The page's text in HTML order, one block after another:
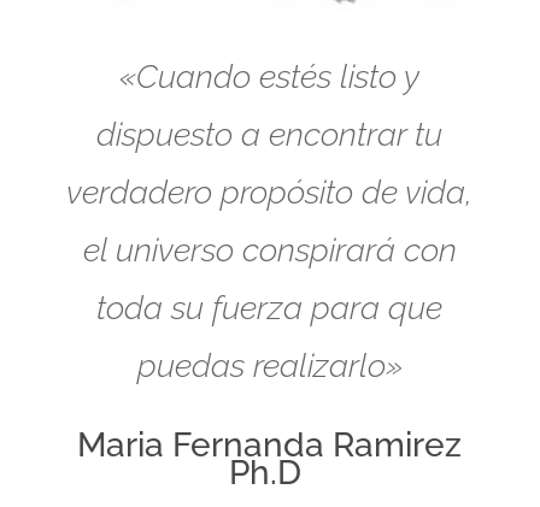
«Cuando estés listo y
dispuesto a encontrar tu
verdadero propósito de vida,
el universo conspirará con
toda su fuerza para que
puedas realizarlo»
Maria Fernanda Ramirez
Ph.D